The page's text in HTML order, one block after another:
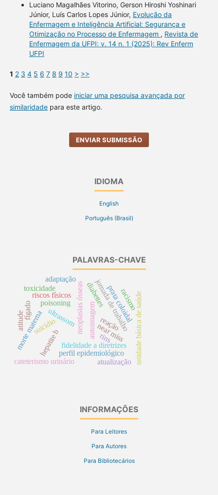
Luciano Magalhães Vitorino, Gerson Hiroshi Yoshinari
Júnior, Luís Carlos Lopes Júnior, Evolução da
Enfermagem e Inteligência Artificial: Segurança e
Otimização no Processo de Enfermagem , Revista de
Enfermagem da UFPI: v. 14 n. 1 (2025): Rev Enferm
UFPI
1 2 3 4 5 6 7 8 9 10 > >>
Você também pode iniciar uma pesquisa avançada por
similaridadepara este artigo.
ENVIAR SUBMISSÃO
IDIOMA
English
Português (Brasil)
PALAVRAS-CHAVE
hepatite b
neoplasias ósseas
poisoning
ultrassom
cateterismo urinário
near miss
fidelidade a diretrizes
jornada de trabalho
riscos físicos unidade básica de saúde
autoimagem
morte materna
perfil epidemiológico
suicídio reação
prata coloidal
diabettes
toxicidade
fígado
rins
racismo
adaptação
atualização
atitude
INFORMAÇÕES
Para Leitores
Para Autores
Para Bibliotecários